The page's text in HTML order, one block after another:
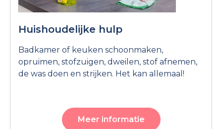
Huishoudelijke hulp
Badkamer of keuken schoonmaken,
opruimen, stofzuigen, dweilen, stof afnemen,
de was doen en strijken. Het kan allemaal!
Meer informatie